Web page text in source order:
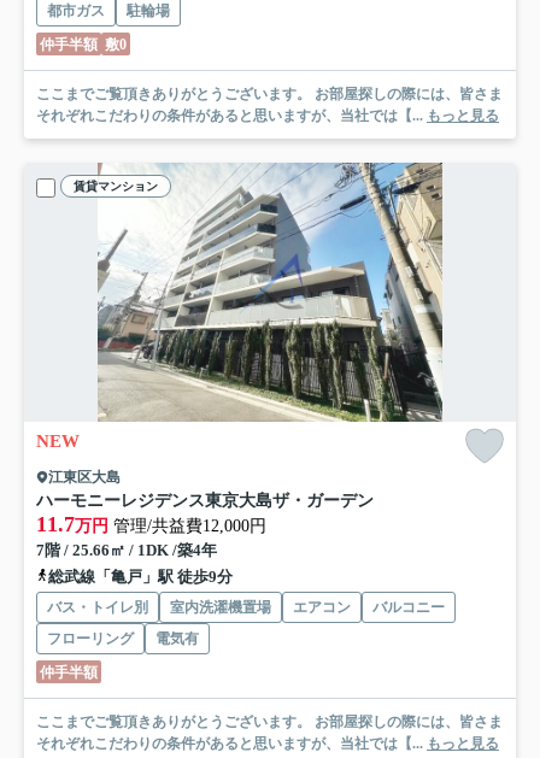
都市ガス
駐輪場
仲手半額 敷0
ここまでご覧頂きありがとうございます。 お部屋探しの際には、皆さま
それぞれこだわりの条件があると思いますが、当社では【... もっと見る
賃貸マンション
NEW
江東区大島
ハーモニーレジデンス東京大島ザ・ガーデン
11.7万円 管理/共益費12,000円
7階 / 25.66㎡ / 1DK /築4年
総武線「亀戸」駅 徒歩9分
バス・トイレ別 室内洗濯機置場 エアコン
バルコニー
フローリング
電気有
仲手半額
ここまでご覧頂きありがとうございます。 お部屋探しの際には、皆さま
それぞれこだわりの条件があると思いますが、当社では【... もっと見る